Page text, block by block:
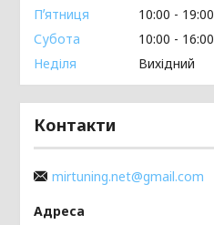
Пʼятниця
10:00
19:00
Субота
10:00
16:00
Неділя
Вихідний
Контакти
mirtuning.net@gmail.com